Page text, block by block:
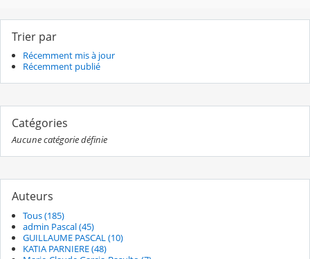
Trier par
Récemment mis à jour
Récemment publié
Catégories
Aucune catégorie définie
Auteurs
Tous (185)
admin Pascal (45)
GUILLAUME PASCAL (10)
KATIA PARNIERE (48)